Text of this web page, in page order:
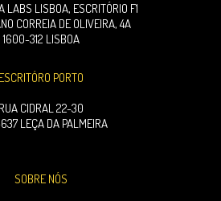
LABS LISBOA, ESCRITÓRIO F1
CORREIA DE OLIVEIRA, 4A
1600-312 LISBOA
ESCRITÓRO PORTO
RUA CIDRAL 22-30
LEÇA DA PALMEIRA
SOBRE NÓS